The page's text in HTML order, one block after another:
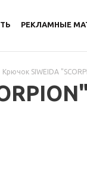
РЕКЛАМНЫЕ
Крючок SIWEIDA